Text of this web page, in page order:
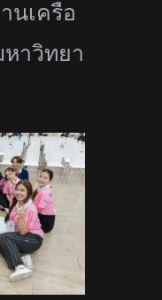
านเครือ
าวิทยา